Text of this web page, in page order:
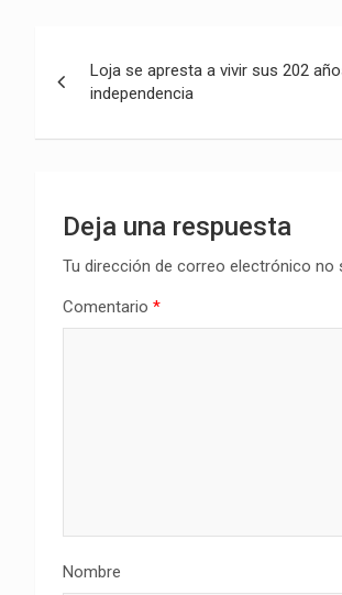
de
entradas
Loja se apresta a vivir sus 202
independencia
Deja una respuesta
Tu dirección de correo electrónico no
Comentario *
Nombre